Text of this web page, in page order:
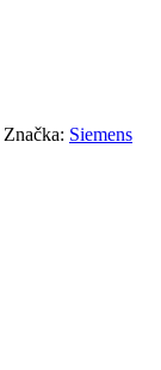
Značka: Siemens